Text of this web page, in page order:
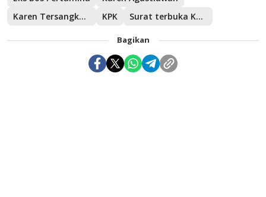
Karen Tersangka Korupsi LNG
KPK Surat terbuka Karen Agustiawan
Bagikan